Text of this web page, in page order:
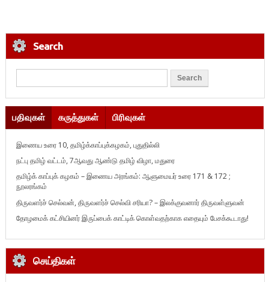
Search
பதிவுகள் கருத்துகள் பிரிவுகள்
இணைய உரை 10, தமிழ்க்காப்புக்கழகம், புதுதில்லி
நட்பு தமிழ் வட்டம், 7ஆவது ஆண்டு தமிழ் விழா, மதுரை
தமிழ்க் காப்புக் கழகம் – இணைய அரங்கம்: ஆளுமையர் உரை 171 & 172 ;
நூலரங்கம்
திருவளர்ச் செல்வன், திருவளர்ச் செல்வி சரியா? – இலக்குவனார் திருவள்ளுவன்
தோழமைக் கட்சியினர் இருப்பைக் காட்டிக் கொள்வதற்காக எதையும் பேசக்கூடாது!
செய்திகள்